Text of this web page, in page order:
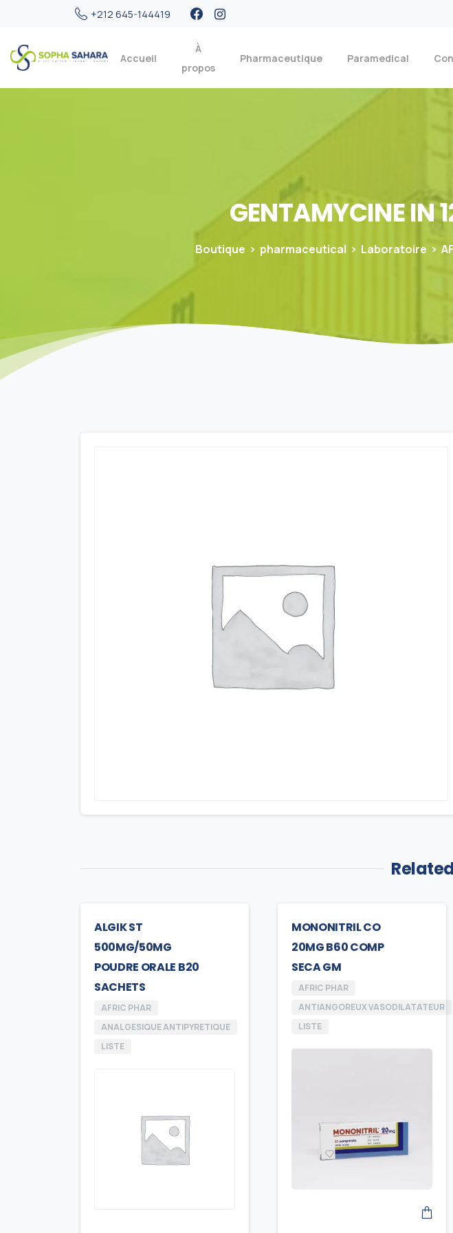
+212 645-144419
Accueil
À
propos
Pharmaceutique Paramedical
GENTAMYCINEIN
Boutique pharmaceutical Laboratoire
ALGIK ST
500MG/50MG
POUDRE ORALE B20
SACHETS
AFRIC PHAR
ANALGESIQUE ANTIPYRETIQUE
LISTE
MONONITRIL CO
20MG B60 COMP
SECA GM
AFRIC PHAR
ANTIANGOREUX VASODILATATEUR
LISTE